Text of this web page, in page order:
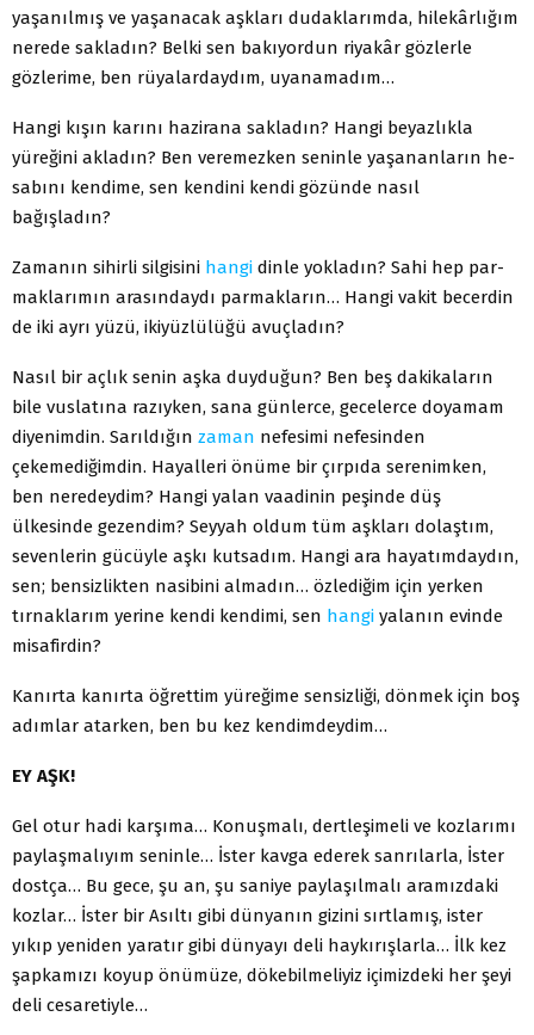
yaşanılmış ve yaşanacak aşkları dudaklarımda, hilekârlığım
ne­rede sakladın? Belki sen bakıyordun riyakâr gözlerle
gözlerime, ben rüyalardaydım, uyanamadım…
Hangi kışın karını hazirana sakladın? Hangi beyazlıkla
yüreğini akladın? Ben veremezken seninle yaşananların he­
sabını kendime, sen kendini kendi gözünde nasıl
bağışladın?
Zamanın sihirli silgisini hangi dinle yokladın? Sahi hep par­
maklarımın arasındaydı parmakların… Hangi vakit becerdin
de iki ayrı yüzü, ikiyüzlülüğü avuçladın?
Nasıl bir açlık senin aşka duyduğun? Ben beş dakikaların
bile vuslatına razıyken, sana günlerce, gecelerce doyamam
diyenimdin. Sarıldığın zaman nefesimi nefesinden
çekemediğimdin. Ha­yalleri önüme bir çırpıda serenimken,
ben neredeydim? Hangi yalan vaadinin peşinde düş
ülkesinde gezendim? Seyyah oldum tüm aşkları dolaştım,
sevenlerin gücüyle aşkı kutsadım. Hangi ara hayatımdaydın,
sen; bensizlikten nasibini almadın… özledi­ğim için yerken
tırnaklarım yerine kendi kendimi, sen hangi ya­lanın evinde
misafirdin?
Kanırta kanırta öğrettim yüreğime sensizliği, dönmek için boş
adımlar atarken, ben bu kez kendimdeydim…
EY AŞK!
Gel otur hadi karşıma… Konuşmalı, dertleşimeli ve kozla­rımı
paylaşmalıyım seninle… İster kavga ederek sanrılarla, İster
dostça… Bu gece, şu an, şu saniye paylaşılmalı aramız­daki
kozlar… İster bir Asıltı gibi dünyanın gizini sırtlamış, is­ter
yıkıp yeniden yaratır gibi dünyayı deli haykırışlarla… İlk kez
şapkamızı koyup önümüze, dökebilmeliyiz içimizdeki her şeyi
deli cesaretiyle…